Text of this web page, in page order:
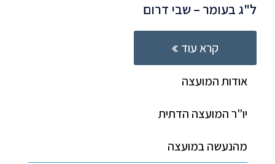
ל"ג בעומר – שבי דרום
קרא עוד
אודות המועצה
יו"ר המועצה הדתית
מהנעשה במועצה